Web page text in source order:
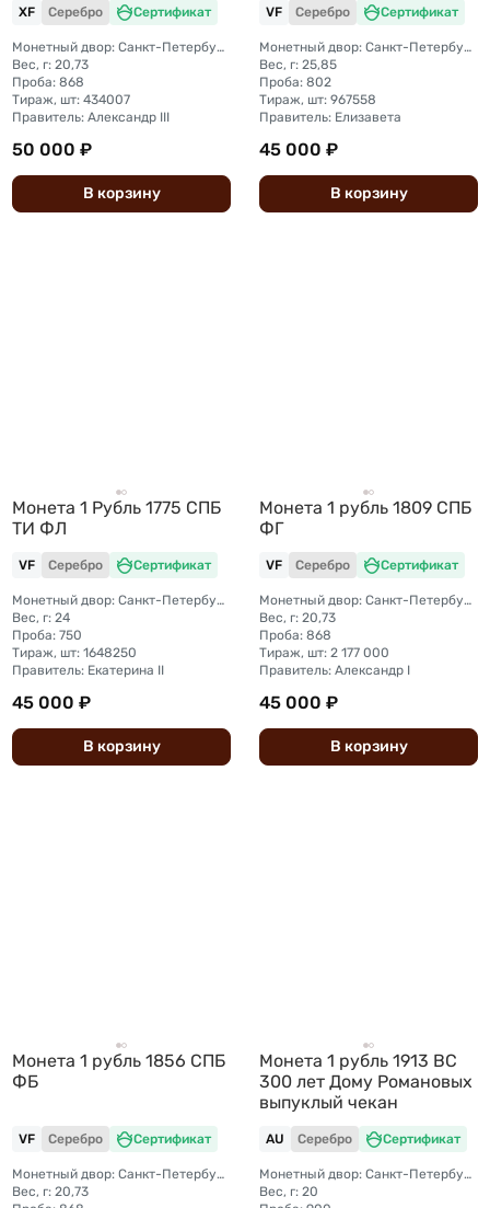
XF Серебро Сертификат
Монетный двор: Санкт-Петербургский монетный двор
Вес, г: 20,73
Проба: 868
Тираж, шт: 434007
Правитель: Александр III
50 000 ₽
В корзину
VF Серебро Сертификат
Монетный двор: Санкт-Петербургский монетный двор
Вес, г: 25,85
Проба: 802
Тираж, шт: 967558
Правитель: Елизавета
45 000 ₽
В корзину
Монета 1 Рубль 1775 СПБ
TИ ФЛ
VF Серебро Сертификат
Монетный двор: Санкт-Петербургский монетный двор
Вес, г: 24
Проба: 750
Тираж, шт: 1648250
Правитель: Екатерина II
45 000 ₽
В корзину
Монета 1 рубль 1809 СПБ
ФГ
VF Серебро Сертификат
Монетный двор: Санкт-Петербургский монетный двор
Вес, г: 20,73
Проба: 868
Тираж, шт: 2 177 000
Правитель: Александр I
45 000 ₽
В корзину
Монета 1 рубль 1856 СПБ
ФБ
VF Серебро Сертификат
Монетный двор: Санкт-Петербургский монетный двор
Вес, г: 20,73
Монета 1 рубль 1913 ВС
300 лет Дому Романовых
выпуклый чекан
AU Серебро Сертификат
Монетный двор: Санкт-Петербургский монетный двор
Вес, г: 20